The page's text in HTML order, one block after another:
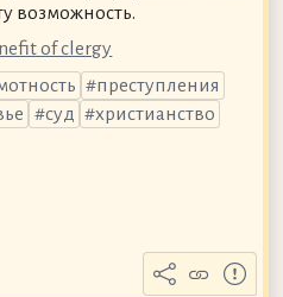
возможность.
of clergy
преступления
суд христианство